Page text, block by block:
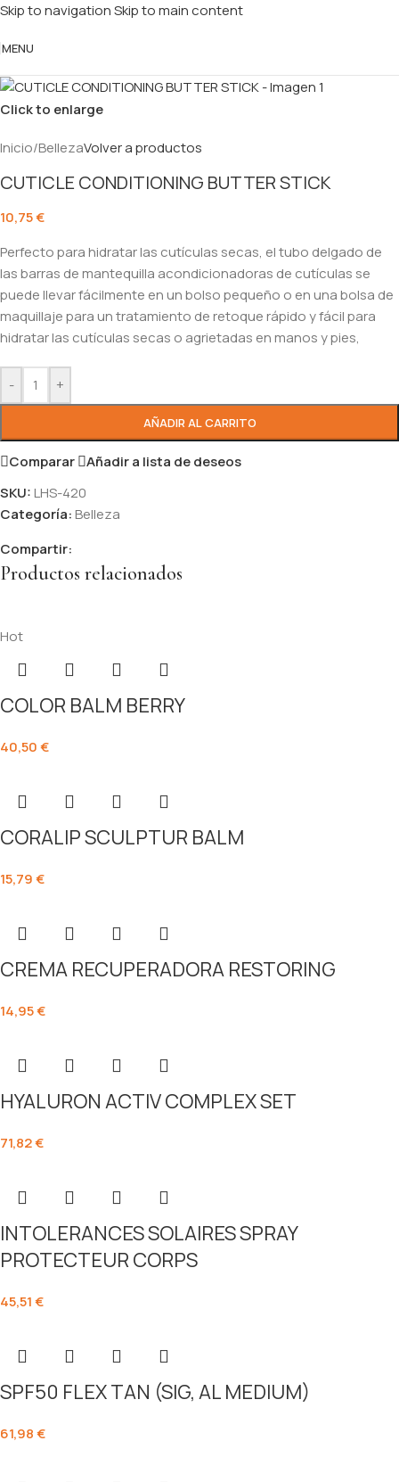
Skip to navigationSkip to main content
MENU
Click to enlarge
Inicio/BellezaVolver a productos
CUTICLE CONDITIONING BUTTER STICK
10,75€
Perfecto para hidratar las cutículas secas, el tubo delgado de
las barras de mantequilla acondicionadoras de cutículas se
puede llevar fácilmente en un bolso pequeño o en una bolsa de
maquillaje para un tratamiento de retoque rápido y fácil para
hidratar las cutículas secas o agrietadas en manos y pies,
- +
AÑADIR AL CARRITO
Comparar
Añadir a lista de deseos
SKU:LHS-420
Categoría:Belleza
Compartir:
Productos relacionados
Hot
COLOR BALM BERRY
40,50€
CORALIP SCULPTUR BALM
15,79€
CREMA RECUPERADORA RESTORING
14,95€
HYALURON ACTIV COMPLEX SET
71,82€
INTOLERANCES SOLAIRES SPRAY
PROTECTEUR CORPS
45,51€
SPF50 FLEX TAN (SIG, AL MEDIUM)
61,98€